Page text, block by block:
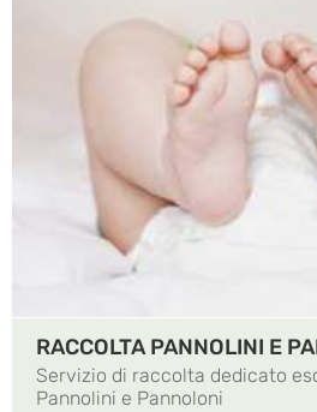
RACCOLTA PANNOLINI E
Servizio di raccolta dedicato
Pannolini e Pannoloni